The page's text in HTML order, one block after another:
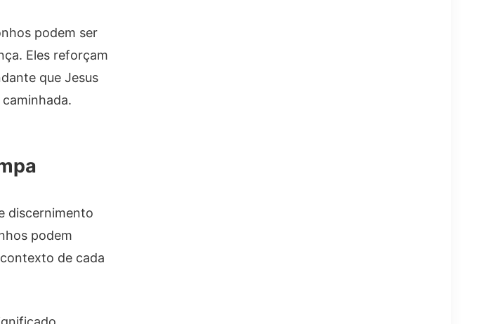
podem ser
Eles reforçam
que Jesus
discernimento
podem
de cada